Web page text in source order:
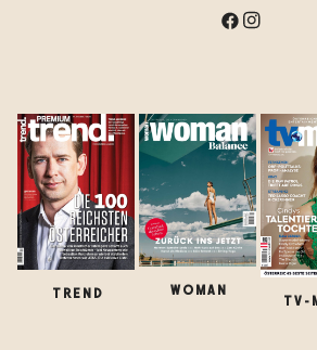
TREND WOMAN
TV-